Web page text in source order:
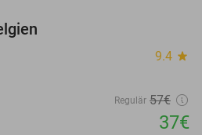
9.4 star
Regulär 57€
37€